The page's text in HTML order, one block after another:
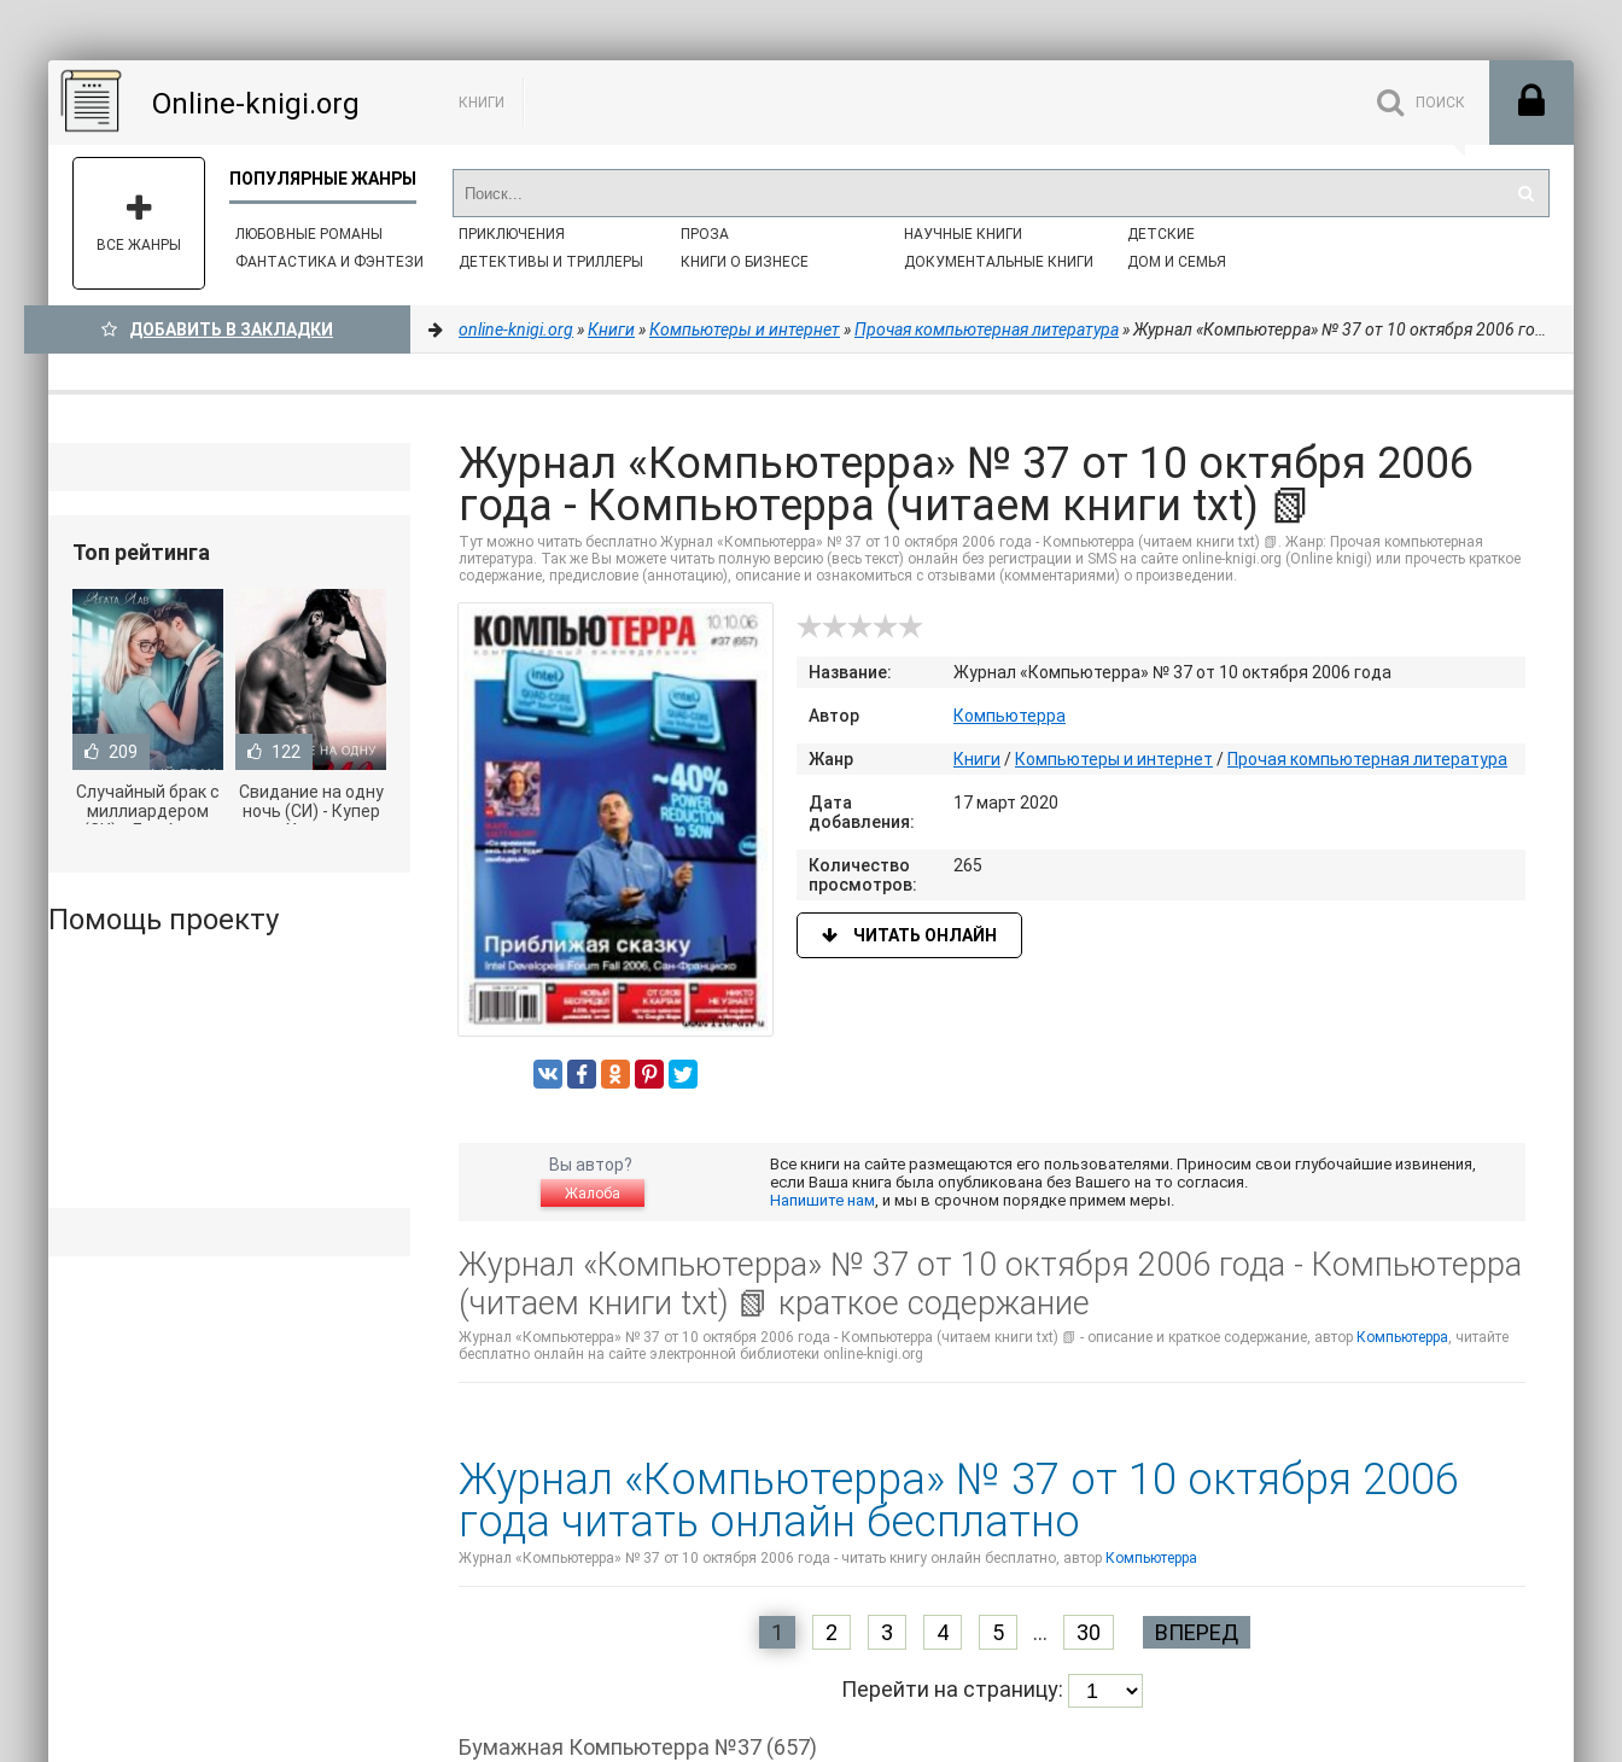
Online-knigi.org КНИГИ
ЛЮБОВНЫЕ РОМАНЫ
ФАНТАСТИКА И ФЭНТЕЗИ
ПРИКЛЮЧЕНИЯ
ДЕТЕКТИВЫ И ТРИЛЛЕРЫ
ПРОЗА
КНИГИ О БИЗНЕСЕ
НАУЧНЫЕ КНИГИ
ДОКУМЕНТАЛЬНЫЕ КНИГИ
ДЕТСКИЕ
ДОМ И СЕМЬЯ
ВСЕ ЖАНРЫ
ДОБАВИТЬ В ЗАКЛАДКИ online-knigi.org»Книги»Компьютеры и интернет»Прочая компьютерная литература» Журнал «Компьютерра» № 37 от 10 октября 2006 года - Компьютерра (читаем книги txt) 📗
Журнал «Компьютерра» № 37 от 10 октября 2006
года - Компьютерра (читаем книги txt) 📗
Тут можно читать бесплатно Журнал «Компьютерра» № 37 от 10 октября 2006 года - Компьютерра (читаем книги txt) 📗. Жанр: Прочая компьютерная
литература. Так же Вы можете читать полную версию (весь текст) онлайн без регистрации и SMS на сайте online-knigi.org (Online knigi) или прочесть краткое
содержание, предисловие (аннотацию), описание и ознакомиться с отзывами (комментариями) о произведении.
Название: Журнал «Компьютерра» № 37 от 10 октября 2006 года
Автор Компьютерра
Жанр Книги / Компьютеры и интернет / Прочая компьютерная литература
Дата
добавления:
17 март 2020
Количество
просмотров:
265
ЧИТАТЬ ОНЛАЙН
Вы автор?
Жалоба
Все книги на сайте размещаются его пользователями. Приносим свои глубочайшие извинения,
если Ваша книга была опубликована без Вашего на то согласия.
Напишите нам, и мы в срочном порядке примем меры.
Журнал «Компьютерра» № 37 от 10 октября 2006 года - Компьютерра
(читаем книги txt) 📗 краткое содержание
Журнал «Компьютерра» № 37 от 10 октября 2006 года - Компьютерра (читаем книги txt) 📗 - описание и краткое содержание, автор Компьютерра, читайте
бесплатно онлайн на сайте электронной библиотеки online-knigi.org
Журнал «Компьютерра» № 37 от 10 октября 2006
года читать онлайн бесплатно
Журнал «Компьютерра» № 37 от 10 октября 2006 года - читать книгу онлайн бесплатно, автор Компьютерра
1 2 3 4 5 ... 30 ВПЕРЕД
Перейти на страницу:
Бумажная Компьютерра №37 (657)
Топ рейтинга
209
Случайный брак с
миллиардером
(СИ) - Лав Агата
122
Свидание на одну
ночь (СИ) - Купер
Хелен
Помощь проекту